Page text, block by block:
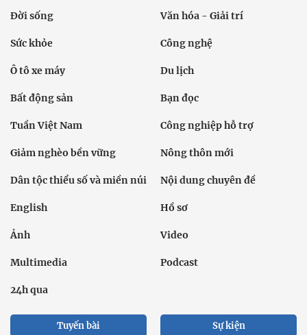
Đời sống Văn hóa - Giải trí
Sức khỏe Công nghệ
Ô tô xe máy Du lịch
Bất động sản Bạn đọc
Tuần Việt Nam Công nghiệp hỗ trợ
Giảm nghèo bền vững Nông thôn mới
Dân tộc thiểu số và miền núi Nội dung chuyên đề
English Hồ sơ
Ảnh Video
Multimedia Podcast
24h qua
Tuyến bài Sự kiện